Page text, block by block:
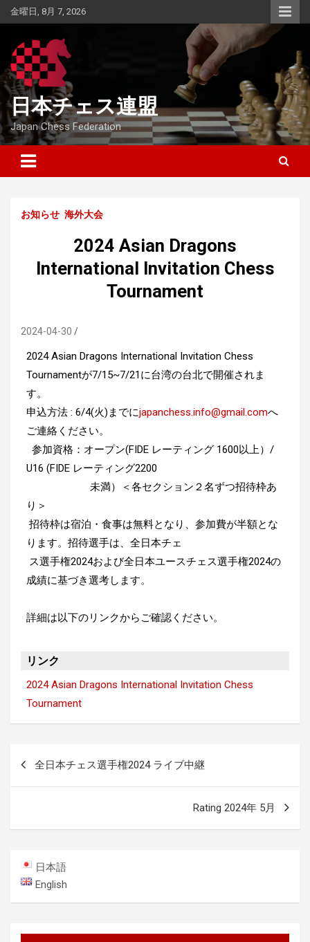
Skip
to
金曜日, 8月 7, 2026
日本チェス連盟
Japan Chess Federation
お知らせ 海外大会
2024 Asian Dragons
International Invitation Chess
Tournament
2024-04-30
2024 Asian Dragons International Invitation Chess
Tournamentが7/15~7/21に台湾の台北で開催されま
す。
申込方法 : 6/4(火)までにjapanchess.info@gmail.comへ
ご連絡ください。
参加資格：オープン(FIDE レーティング 1600以上）/
U16 (FIDE レーティング2200
未満）＜各セクション２名ずつ招待枠あ
り＞
招待枠は宿泊・食事は無料となり、参加費が半額とな
ります。招待選手は、全日本チェ
ス選手権2024および全日本ユースチェス選手権2024の
成績に基づき選考します。
詳細は以下のリンクからご確認ください。
リンク
2024 Asian Dragons International Invitation Chess
Tournament
ー
シ
ョ
ン
全日本チェス選手権2024 ライブ中継
Rating 2024年 5月
日本語
English